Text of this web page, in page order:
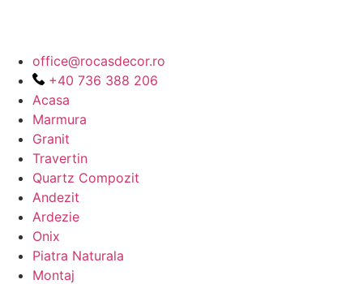
office@rocasdecor.ro
+40 736 388 206
Acasa
Marmura
Granit
Travertin
Quartz Compozit
Andezit
Ardezie
Onix
Piatra Naturala
Montaj